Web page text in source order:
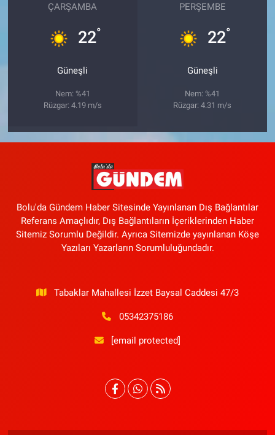
ÇARŞAMBA
22°
Güneşli
Nem: %41
Rüzgar: 4.19 m/s
PERŞEMBE
22°
Güneşli
Nem: %41
Rüzgar: 4.31 m/s
Bolu'da Gündem Haber Sitesinde Yayınlanan Dış Bağlantılar
Referans Amaçlıdır, Dış Bağlantıların İçeriklerinden Haber
Sitemiz Sorumlu Değildir. Ayrıca Sitemizde yayınlanan Köşe
Yazıları Yazarların Sorumluluğundadır.
Tabaklar Mahallesi İzzet Baysal Caddesi 47/3
05342375186
[email protected]